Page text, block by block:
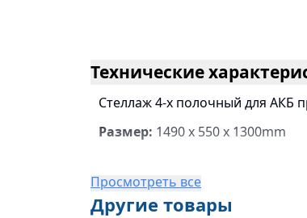
Технические
Стеллаж 4-х полочный для АКБ
Размер: 1490 х 550 х 1300mm
Просмотреть все
Другие товары